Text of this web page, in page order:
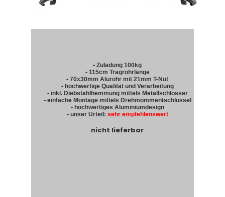
• Zuladung 100kg
• 115cm Tragrohrlänge
• 70x30mm Alurohr mit 21mm T-Nut
• hochwertige Qualität und Verarbeitung
• inkl. Diebstahlhemmung mittels Metallschlösser
• einfache Montage mittels Drehmommentschlüssel
• hochwertiges Aluminiumdesign
• unser Urteil: sehr empfehlenswert
nicht lieferbar